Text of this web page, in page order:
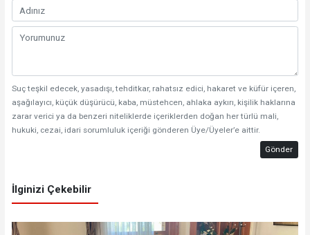
Suç teşkil edecek, yasadışı, tehditkar, rahatsız edici, hakaret ve küfür içeren,
aşağılayıcı, küçük düşürücü, kaba, müstehcen, ahlaka aykırı, kişilik haklarına
zarar verici ya da benzeri niteliklerde içeriklerden doğan her türlü mali,
hukuki, cezai, idari sorumluluk içeriği gönderen Üye/Üyeler’e aittir.
Gönder
İlginizi Çekebilir